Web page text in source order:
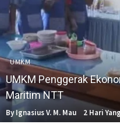
UMKM
UMKM Penggerak
Maritim NTT
By Ignasius V. M. Mau 2 Hari